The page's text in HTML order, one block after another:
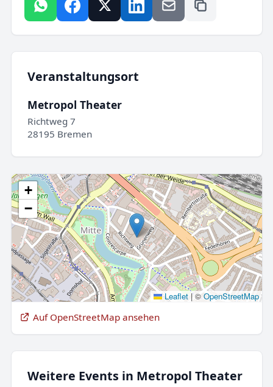
Veranstaltungsort
Metropol Theater
Richtweg 7
28195 Bremen
+
−
Leaflet |©OpenStreetMap
Auf OpenStreetMap ansehen
Weitere Events in Metropol Theater